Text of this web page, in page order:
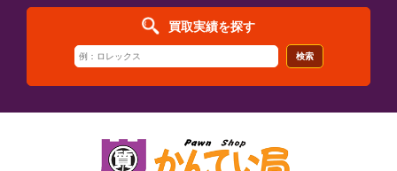
買取実績を探す
検索